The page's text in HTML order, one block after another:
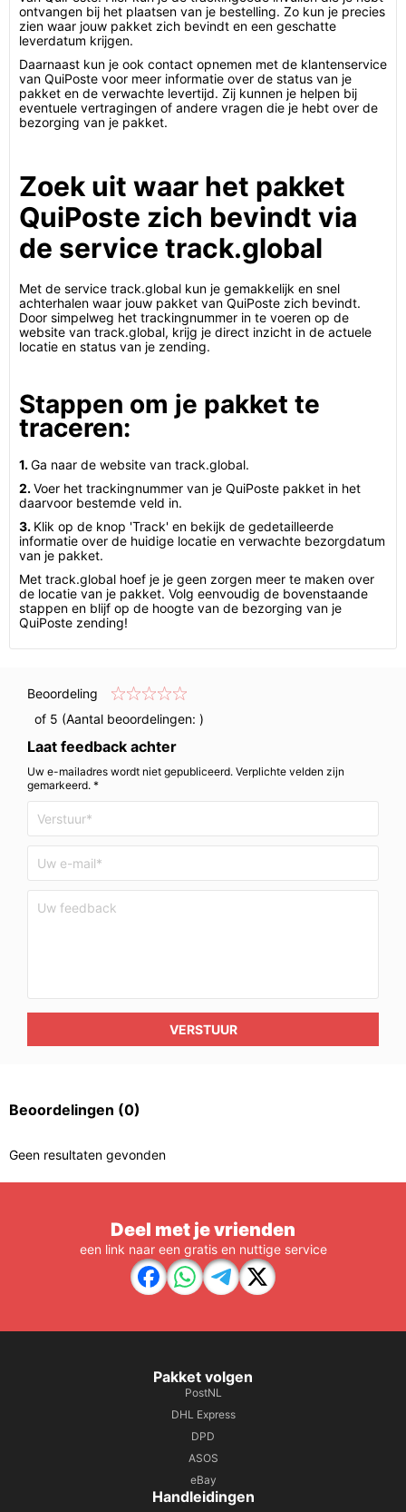
ontvangen bij het plaatsen van je bestelling. Zo kun je precies
zien waar jouw pakket zich bevindt en een geschatte
leverdatum krijgen.
Daarnaast kun je ook contact opnemen met de klantenservice
van QuiPoste voor meer informatie over de status van je
pakket en de verwachte levertijd. Zij kunnen je helpen bij
eventuele vertragingen of andere vragen die je hebt over de
bezorging van je pakket.
Zoek uit waar het pakket
QuiPoste zich bevindt via
de service track.global
Met de service track.global kun je gemakkelijk en snel
achterhalen waar jouw pakket van QuiPoste zich bevindt.
Door simpelweg het trackingnummer in te voeren op de
website van track.global, krijg je direct inzicht in de actuele
locatie en status van je zending.
Stappen om je pakket te
traceren:
1.Ga naar de website van track.global.
2.Voer het trackingnummer van je QuiPoste pakket in het
daarvoor bestemde veld in.
3. Klik op de knop 'Track' en bekijk de gedetailleerde
informatie over de huidige locatie en verwachte bezorgdatum
van je pakket.
Met track.global hoef je je geen zorgen meer te maken over
de locatie van je pakket. Volg eenvoudig de bovenstaande
stappen en blijf op de hoogte van de bezorging van je
QuiPoste zending!
Beoordeling
of 5 (Aantal beoordelingen: )
Laat feedback achter
Uw e-mailadres wordt niet gepubliceerd. Verplichte velden zijn
gemarkeerd. *
VERSTUUR
Beoordelingen (0)
Geen resultaten gevonden
Deel met je vrienden
een link naar een gratis en nuttige service
Pakket volgen
PostNL
DHL Express
DPD
ASOS
eBay
Handleidingen